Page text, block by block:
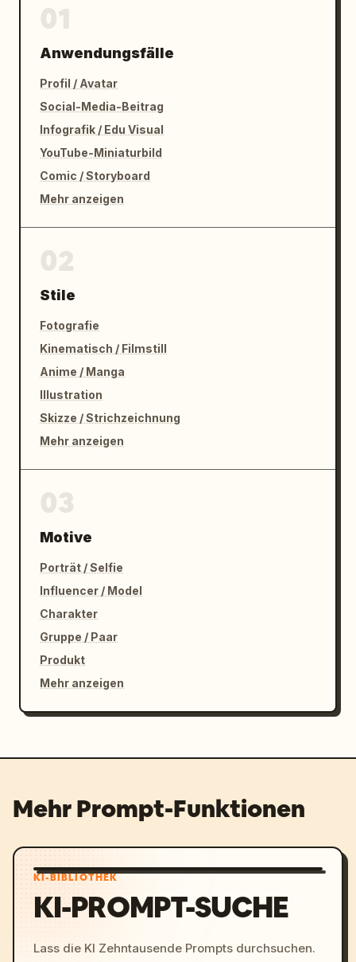
Anwendungsfälle
Profil / Avatar
Social-Media-Beitrag
Infografik / Edu Visual
YouTube-Miniaturbild
Comic / Storyboard
Mehr anzeigen
Stile
Fotografie
Kinematisch / Filmstill
Anime / Manga
Illustration
Skizze / Strichzeichnung
Mehr anzeigen
Motive
Porträt / Selfie
Influencer / Model
Charakter
Gruppe / Paar
Produkt
Mehr anzeigen
Mehr Prompt-Funktionen
KI-BIBLIOTHEK
KI-PROMPT-SUCHE
Lass die KI Zehntausende Prompts durchsuchen.